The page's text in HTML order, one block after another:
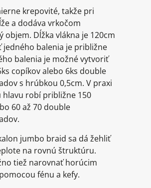
krepovité, takže pri
a dodáva vrkočom
objem. Dĺžka vlákna je 120cm
balenia je približne
balenia je možné vytvoriť
copíkov alebo 6ks double
s hrúbkou 0,5cm. V praxi
hlavu robí približne 150
60 až 70 double
jumbo braid sa dá žehliť
na rovnú štruktúru.
tiež narovnať horúcim
fénu a kefy.